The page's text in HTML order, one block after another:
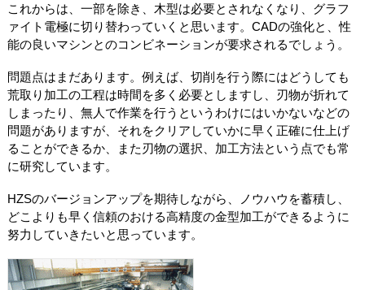
これからは、一部を除き、木型は必要とされなくなり、グラフ
ァイト電極に切り替わっていくと思います。CADの強化と、性
能の良いマシンとのコンビネーションが要求されるでしょう。
問題点はまだあります。例えば、切削を行う際にはどうしても
荒取り加工の工程は時間を多く必要としますし、刃物が折れて
しまったり、無人で作業を行うというわけにはいかないなどの
問題がありますが、それをクリアしていかに早く正確に仕上げ
ることができるか、また刃物の選択、加工方法という点でも常
に研究しています。
HZSのバージョンアップを期待しながら、ノウハウを蓄積し、
どこよりも早く信頼のおける高精度の金型加工ができるように
努力していきたいと思っています。